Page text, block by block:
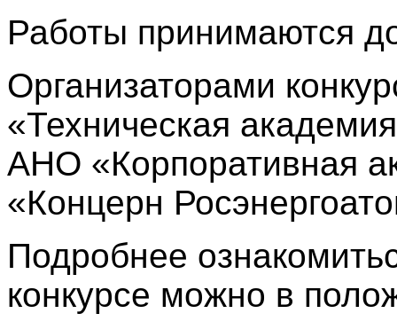
Работы принимаются
Организаторами
«Техническая
АНО «Корпоративная
«Концерн
Подробнее
конкурсе можно в